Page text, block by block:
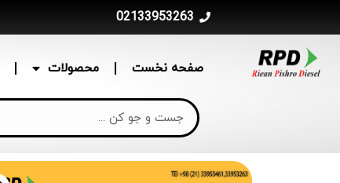
02133953263
صفحه نخست محصولات